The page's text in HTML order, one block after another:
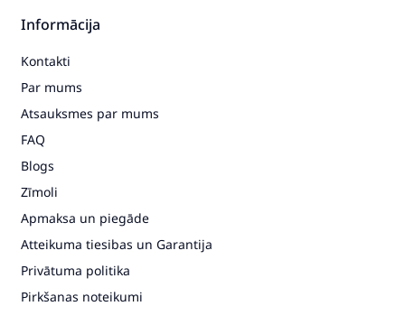
Informācija
Kontakti
Par mums
Atsauksmes par mums
FAQ
Blogs
Zīmoli
Apmaksa un piegāde
Atteikuma tiesibas un Garantija
Privātuma politika
Pirkšanas noteikumi